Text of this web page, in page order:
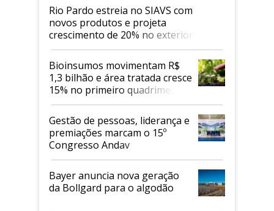
Rio Pardo estreia no SIAVS com
novos produtos e projeta
crescimento de 20% no exterior
Bioinsumos movimentam R$
1,3 bilhão e área tratada cresce
15% no primeiro quadrimestre
de 2026
Gestão de pessoas, liderança e
premiações marcam o 15º
Congresso Andav
Bayer anuncia nova geração
da Bollgard para o algodão